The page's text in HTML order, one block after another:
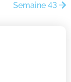
Semaine 43